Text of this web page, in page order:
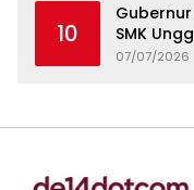
10
SMK
Boarding
07/07/2026